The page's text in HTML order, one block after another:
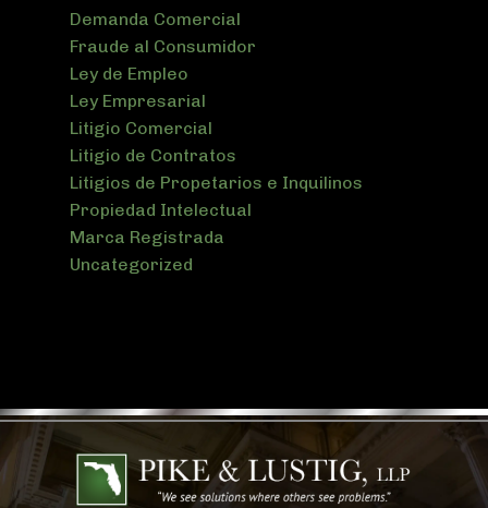
Demanda Comercial
Fraude al Consumidor
Ley de Empleo
Ley Empresarial
Litigio Comercial
Litigio de Contratos
Litigios de Propetarios e Inquilinos
Propiedad Intelectual
Marca Registrada
Uncategorized